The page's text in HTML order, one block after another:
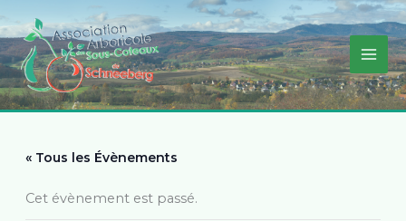
au
contenu
« Tous les Évènements
Cet évènement est passé.